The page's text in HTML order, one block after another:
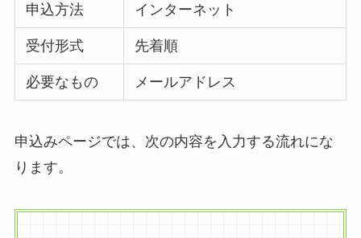
申込方法 インターネット
受付形式 先着順
必要なもの メールアドレス
申込みページでは、次の内容を入力する流れにな
ります。